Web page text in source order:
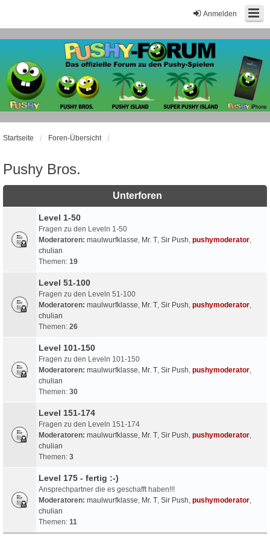
Anmelden
Startseite Foren-Übersicht
Pushy Bros.
Unterforen
Level 1-50
Fragen zu den Leveln 1-50
Moderatoren: maulwurfklasse, Mr. T, Sir Push, pushymoderator,
chulian
Themen: 19
Level 51-100
Fragen zu den Leveln 51-100
Moderatoren: maulwurfklasse, Mr. T, Sir Push, pushymoderator,
chulian
Themen: 26
Level 101-150
Fragen zu den Leveln 101-150
Moderatoren: maulwurfklasse, Mr. T, Sir Push, pushymoderator,
chulian
Themen: 30
Level 151-174
Fragen zu den Leveln 151-174
Moderatoren: maulwurfklasse, Mr. T, Sir Push, pushymoderator,
chulian
Themen: 3
Level 175 - fertig :-)
Ansprechpartner die es geschafft haben!!!
Moderatoren: maulwurfklasse, Mr. T, Sir Push, pushymoderator,
chulian
Themen: 11